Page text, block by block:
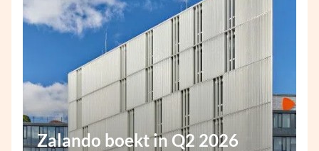
Zalando boekt in Q2 2026